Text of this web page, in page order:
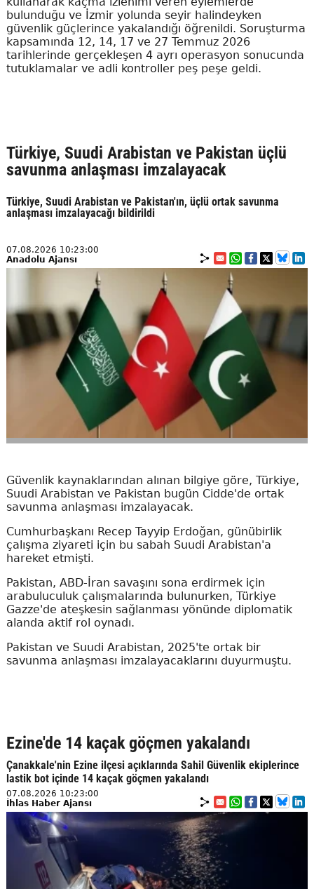
bulunduğu ve İzmir yolunda seyir halindeyken
güvenlik güçlerince yakalandığı öğrenildi. Soruşturma
kapsamında 12, 14, 17 ve 27 Temmuz 2026
tarihlerinde gerçekleşen 4 ayrı operasyon sonucunda
tutuklamalar ve adli kontroller peş peşe geldi.
Türkiye, Suudi Arabistan ve Pakistan üçlü
savunma anlaşması imzalayacak
Türkiye, Suudi Arabistan ve Pakistan'ın, üçlü ortak savunma
anlaşması imzalayacağı bildirildi
07.08.2026 10:23:00
Anadolu Ajansı
Güvenlik kaynaklarından alınan bilgiye göre, Türkiye,
Suudi Arabistan ve Pakistan bugün Cidde'de ortak
savunma anlaşması imzalayacak.
Cumhurbaşkanı Recep Tayyip Erdoğan, günübirlik
çalışma ziyareti için bu sabah Suudi Arabistan'a
hareket etmişti.
Pakistan, ABD-İran savaşını sona erdirmek için
arabuluculuk çalışmalarında bulunurken, Türkiye
Gazze'de ateşkesin sağlanması yönünde diplomatik
alanda aktif rol oynadı.
Pakistan ve Suudi Arabistan, 2025'te ortak bir
savunma anlaşması imzalayacaklarını duyurmuştu.
Ezine'de 14 kaçak göçmen yakalandı
Çanakkale'nin Ezine ilçesi açıklarında Sahil Güvenlik ekiplerince
lastik bot içinde 14 kaçak göçmen yakalandı
07.08.2026 10:23:00
İhlas Haber Ajansı